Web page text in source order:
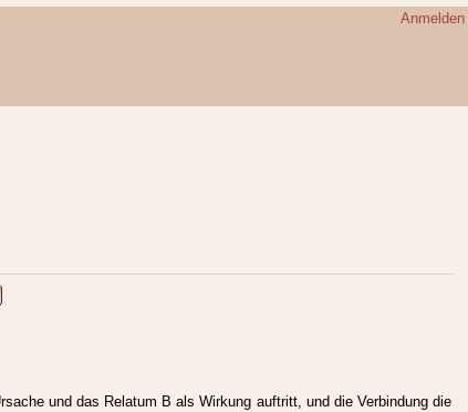
Anmelden
und das Relatum B als Wirkung auftritt, und die Verbindung die